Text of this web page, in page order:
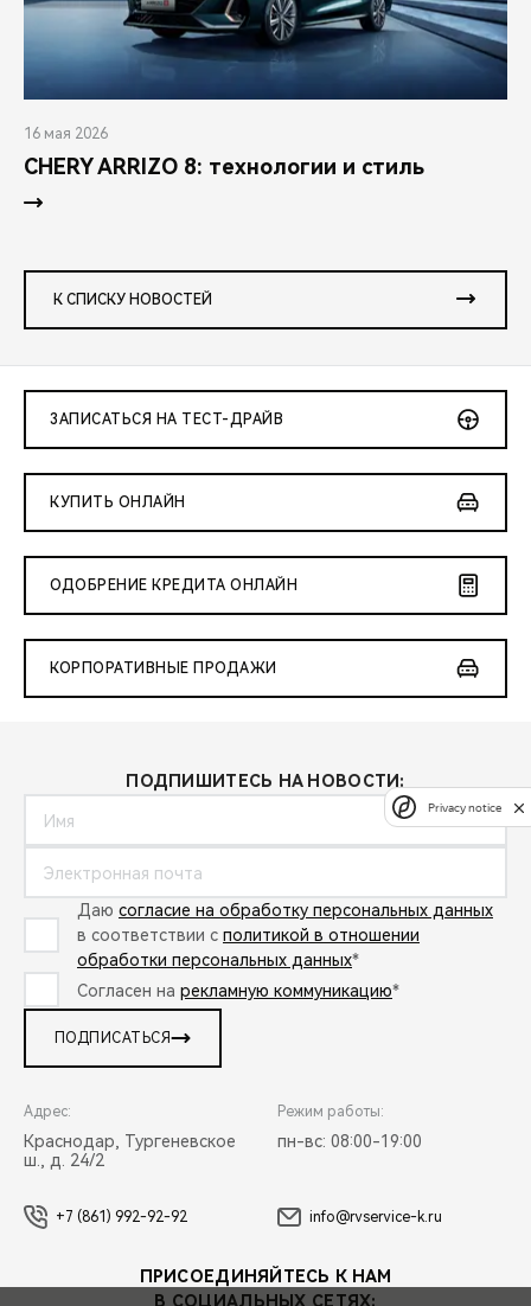
16 мая 2026
CHERY ARRIZO 8: технологии и стиль
К СПИСКУ НОВОСТЕЙ
ЗАПИСАТЬСЯ НА ТЕСТ-ДРАЙВ
КУПИТЬ ОНЛАЙН
ОДОБРЕНИЕ КРЕДИТА ОНЛАЙН
КОРПОРАТИВНЫЕ ПРОДАЖИ
ПОДПИШИТЕСЬ НА НОВОСТИ:
Даю согласие на обработку персональных данных
в соответствии с политикой в отношении
обработки персональных данных*
Согласен на рекламную коммуникацию*
ПОДПИСАТЬСЯ
Адрес:
Краснодар, Тургеневское
ш., д. 24/2
Режим работы:
пн-вс: 08:00-19:00
+7 (861) 992-92-92 info@rvservice-k.ru
ПРИСОЕДИНЯЙТЕСЬ К НАМ
В СОЦИАЛЬНЫХ СЕТЯХ:
Privacy notice